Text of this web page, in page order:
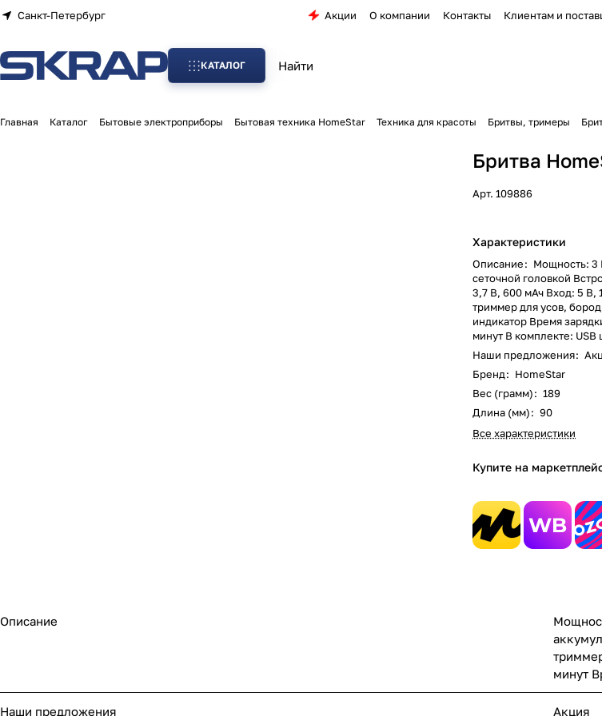
Санкт-Петербург Акции О компании Контакты Клиентам и
КАТАЛОГ
Главная Каталог Бытовые электроприборы Бытовая техника HomeStar Техника для красоты Бритвы, тримеры
Бритва
Арт.109886
Характеристики
Описание: Мощность: 3
сеточной головкой
3,7 В, 600 мАч Вход: 5 В,
триммер для усов,
индикатор Время
минут В комплекте:
Наши предложения:
Бренд: HomeStar
Вес (грамм): 189
Длина (мм): 90
Все характеристики
Купите на
Описание
минут
Наши предложения Акция